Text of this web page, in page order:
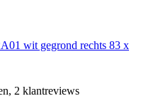
wit gegrond rechts 83 x
2 klantreviews